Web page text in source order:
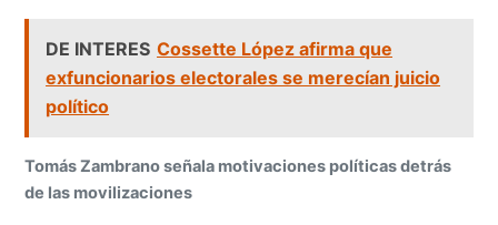
DE INTERES Cossette López afirma que
exfuncionarios electorales se merecían juicio
político
Tomás Zambrano señala motivaciones políticas detrás
de las movilizaciones